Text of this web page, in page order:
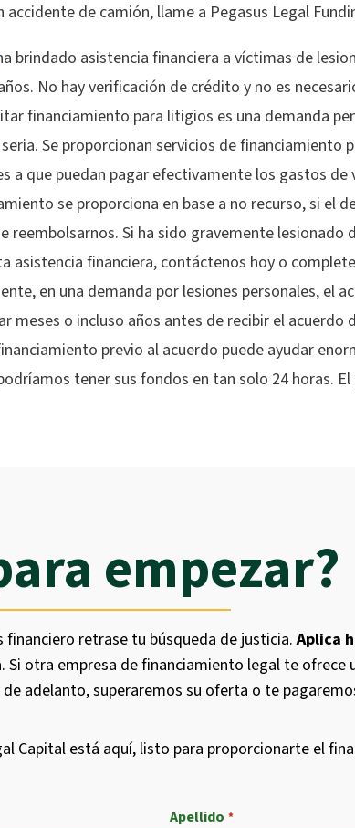
accidente de camión, llame a Pegasus Legal
brindado asistencia financiera a víctimas de
No hay verificación de crédito y no es
financiamiento para litigios es una demanda
Se proporcionan servicios de financiamiento
a que puedan pagar efectivamente los gastos
se proporciona en base a no recurso, si el
reembolsarnos. Si ha sido gravemente lesionado
asistencia financiera, contáctenos hoy o
en una demanda por lesiones personales, el
meses o incluso años antes de recibir el acuerdo
previo al acuerdo puede ayudar
tener sus fondos en tan solo 24 horas.
empezar?
financiero retrase tu búsqueda de justicia.Aplica
Si otra empresa de financiamiento legal te ofrece
adelanto, superaremos su oferta o te
Capital está aquí, listo para proporcionarte el
Apellido *